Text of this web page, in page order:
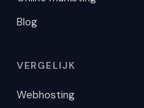
Blog
VERGELIJK
Webhosting